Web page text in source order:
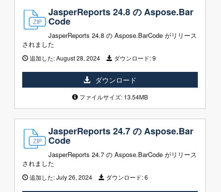
JasperReports 24.8 の Aspose.Bar
Code
JasperReports 24.8 の Aspose.BarCode がリリース
されました
追加した:August 28, 2024 ダウンロード:9
ダウンロード
ファイルサイズ: 13.54MB
JasperReports 24.7 の Aspose.Bar
Code
JasperReports 24.7 の Aspose.BarCode がリリース
されました
追加した:July 26, 2024 ダウンロード:6